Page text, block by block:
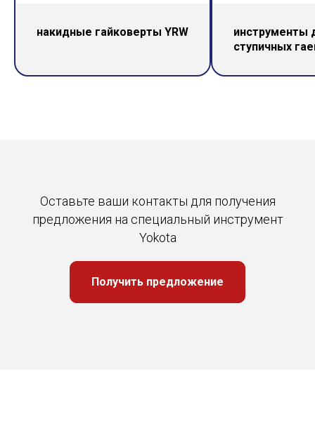
накидные гайковерты YRW
инструменты
ступичных
Оставьте ваши контакты для получения
предложения на специальный инструмент
Yokota
Получить предложение